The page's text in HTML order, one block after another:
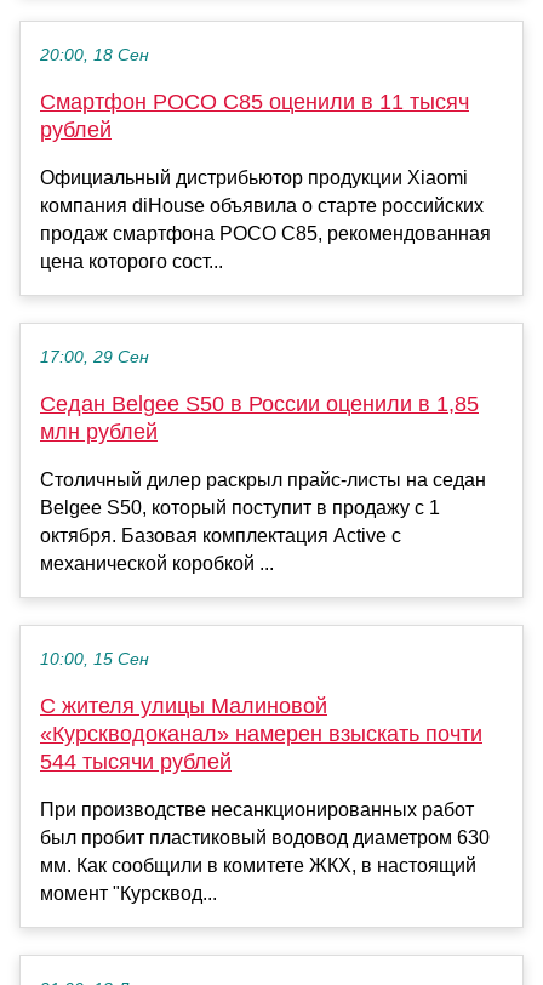
20:00, 18 Сен
Смартфон POCO C85 оценили в 11 тысяч
рублей
Официальный дистрибьютор продукции Xiaomi
компания diHouse объявила о старте российских
продаж смартфона POCO C85, рекомендованная
цена которого сост...
17:00, 29 Сен
Седан Belgee S50 в России оценили в 1,85
млн рублей
Столичный дилер раскрыл прайс-листы на седан
Belgee S50, который поступит в продажу с 1
октября. Базовая комплектация Active с
механической коробкой ...
10:00, 15 Сен
С жителя улицы Малиновой
«Курскводоканал» намерен взыскать почти
544 тысячи рублей
При производстве несанкционированных работ
был пробит пластиковый водовод диаметром 630
мм. Как сообщили в комитете ЖКХ, в настоящий
момент "Курсквод...